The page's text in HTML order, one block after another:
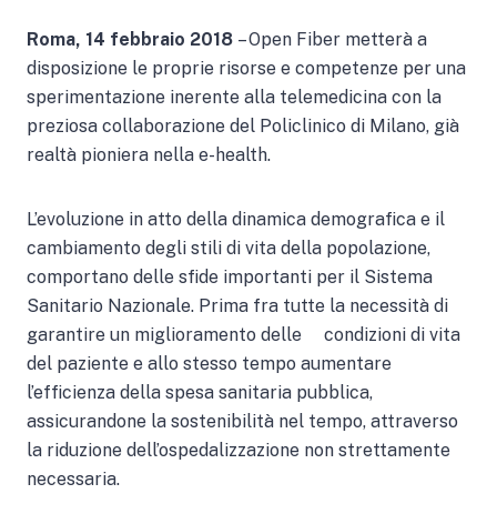
Roma, 14 febbraio 2018 – Open Fiber metterà a
disposizione le proprie risorse e competenze per una
sperimentazione inerente alla telemedicina con la
preziosa collaborazione del Policlinico di Milano, già
realtà pioniera nella e-health.
L’evoluzione in atto della dinamica demografica e il
cambiamento degli stili di vita della popolazione,
comportano delle sfide importanti per il Sistema
Sanitario Nazionale. Prima fra tutte la necessità di
garantire un miglioramento delle condizioni di vita
del paziente e allo stesso tempo aumentare
l’efficienza della spesa sanitaria pubblica,
assicurandone la sostenibilità nel tempo, attraverso
la riduzione dell’ospedalizzazione non strettamente
necessaria.